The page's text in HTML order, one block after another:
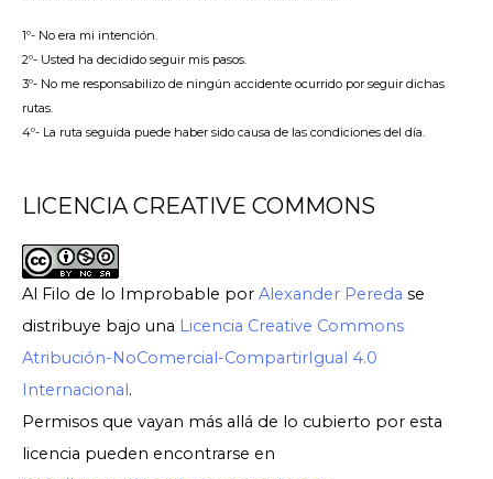
1º- No era mi intención.
2º- Usted ha decidido seguir mis pasos.
3º- No me responsabilizo de ningún accidente ocurrido por seguir dichas
rutas.
4º- La ruta seguida puede haber sido causa de las condiciones del día.
LICENCIA CREATIVE COMMONS
Al Filo de lo Improbable por Alexander Pereda se
distribuye bajo una Licencia Creative Commons
Atribución-NoComercial-CompartirIgual 4.0
Internacional.
Permisos que vayan más allá de lo cubierto por esta
licencia pueden encontrarse en